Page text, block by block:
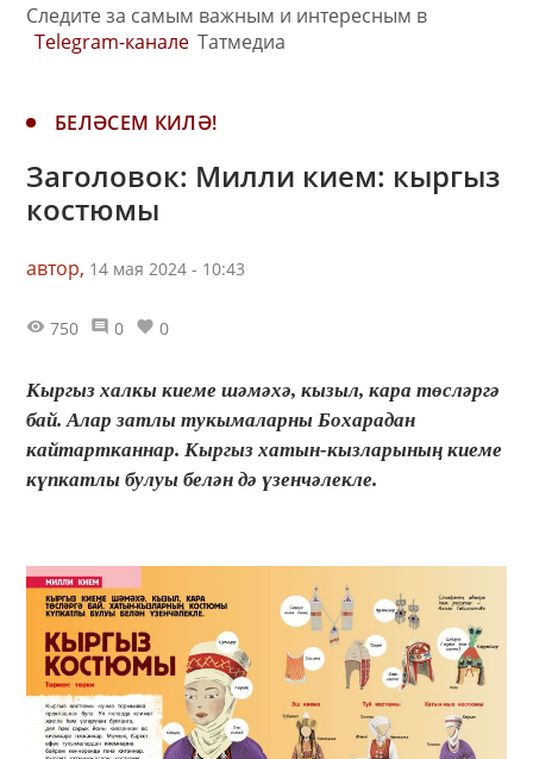
Следите за самым важным и интересным в
Telegram-канале Татмедиа
БЕЛӘСЕМ КИЛӘ!
Заголовок: Милли кием: кыргыз
костюмы
автор, 14 мая 2024 - 10:43
750 0 0
Кыргыз халкы киеме шәмәхә, кызыл, кара төсләргә
бай. Алар затлы тукымаларны Бохарадан
кайтартканнар. Кыргыз хатын-кызларының киеме
күпкатлы булуы белән дә үзенчәлекле.